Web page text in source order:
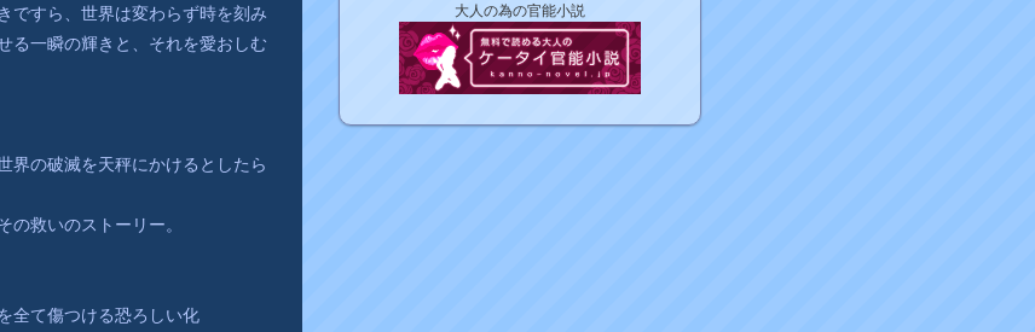
ですら、世界は変わらず時を刻み
る一瞬の輝きと、それを愛おしむ
界の破滅を天秤にかけるとしたら
の救いのストーリー。
全て傷つける恐ろしい化
リ
大人の為の官能小説